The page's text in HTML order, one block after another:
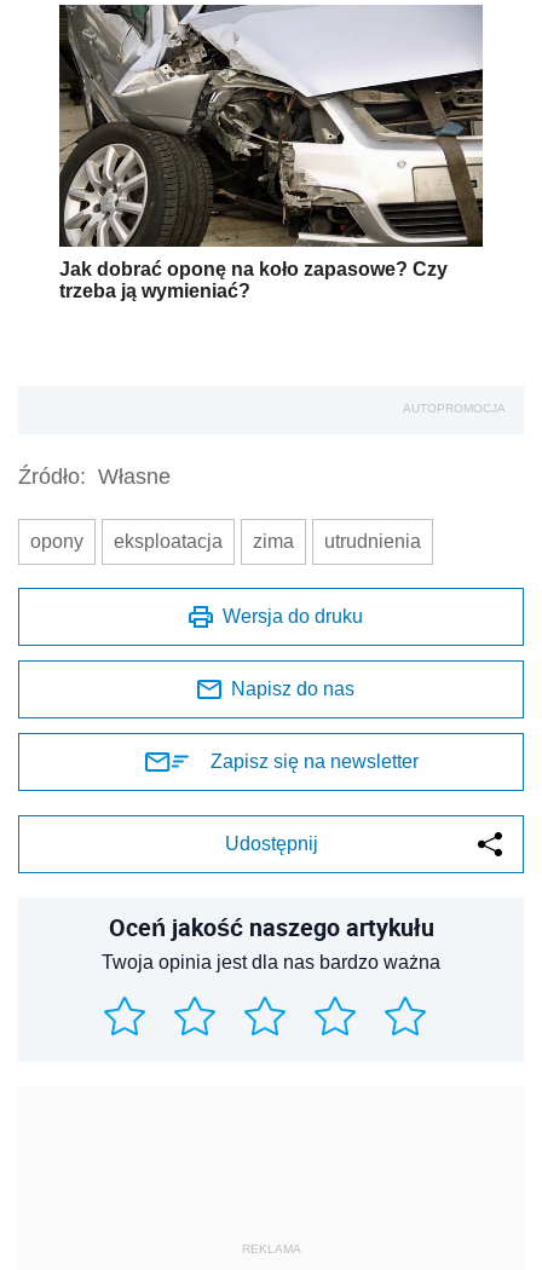
Jak dobrać oponę na koło zapasowe? Czy
trzeba ją wymieniać?
AUTOPROMOCJA
Źródło: Własne
opony eksploatacja zima utrudnienia
Wersja do druku
Napisz do nas
Zapisz się na newsletter
Udostępnij
Oceń jakość naszego artykułu
Twoja opinia jest dla nas bardzo ważna
REKLAMA